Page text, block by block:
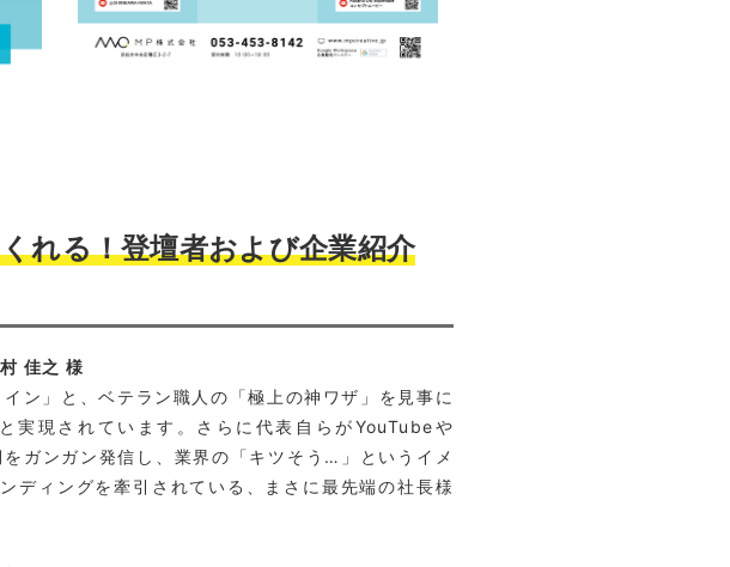
れる！登壇者および企業紹介
佳之 様
ン」と、ベテラン職人の「極上の神ワザ」を見事に
実現されています。さらに代表自らがYouTubeや
ガンガン発信し、業界の「キツそう…」というイメ
ディングを牽引されている、まさに最先端の社長様